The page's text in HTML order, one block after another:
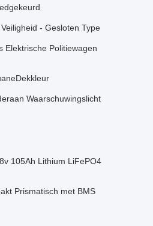
- Gesloten Type
Elektrische Politiewagen
Waarschuwingslicht
105Ah Lithium LiFePO4
Prismatisch met BMS